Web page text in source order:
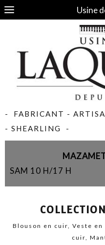
Usine
- FABRICANT -
- SHEARLING -
SAM 10 H/17 H
Blouson en cuir, Veste en
cuir,